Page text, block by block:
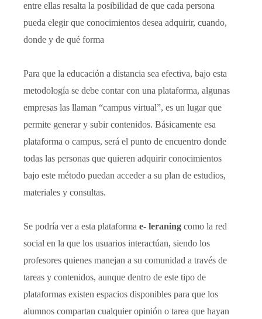
entre ellas resalta la posibilidad de que cada persona
pueda elegir que conocimientos desea adquirir, cuando,
donde y de qué forma
Para que la educación a distancia sea efectiva, bajo esta
metodología se debe contar con una plataforma, algunas
empresas las llaman “campus virtual”, es un lugar que
permite generar y subir contenidos. Básicamente esa
plataforma o campus, será el punto de encuentro donde
todas las personas que quieren adquirir conocimientos
bajo este método puedan acceder a su plan de estudios,
materiales y consultas.
Se podría ver a esta plataforma e- leraning como la red
social en la que los usuarios interactúan, siendo los
profesores quienes manejan a su comunidad a través de
tareas y contenidos, aunque dentro de este tipo de
plataformas existen espacios disponibles para que los
alumnos compartan cualquier opinión o tarea que hayan